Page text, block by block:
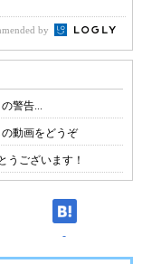
by
警告...
動画をどうぞ
うございます！
-